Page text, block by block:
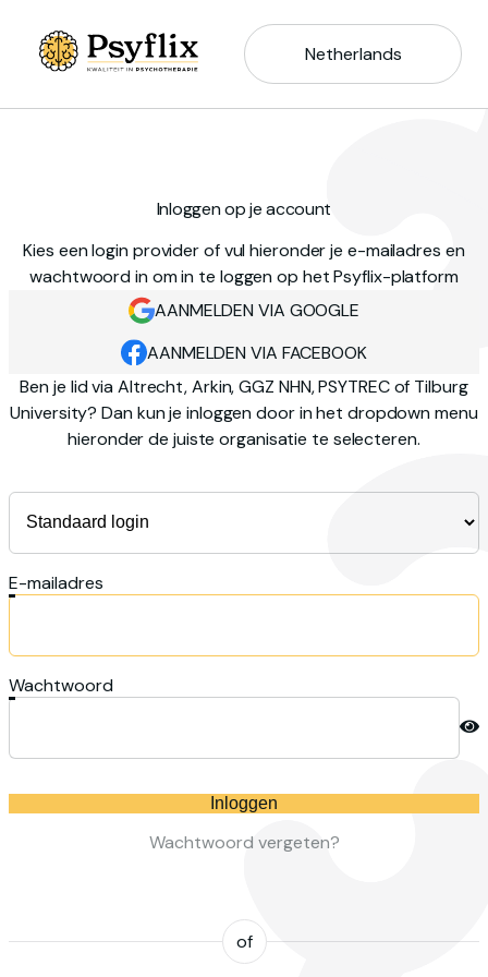
Netherlands
Inloggen op je account
Kies een login provider of vul hieronder je e-mailadres en
wachtwoord in om in te loggen op het Psyflix-platform
AANMELDEN VIA GOOGLE
AANMELDEN VIA FACEBOOK
Ben je lid via Altrecht, Arkin, GGZ NHN, PSYTREC of Tilburg
University? Dan kun je inloggen door in het dropdown menu
hieronder de juiste organisatie te selecteren.
E-mailadres
Wachtwoord
Inloggen
Wachtwoord vergeten?
of